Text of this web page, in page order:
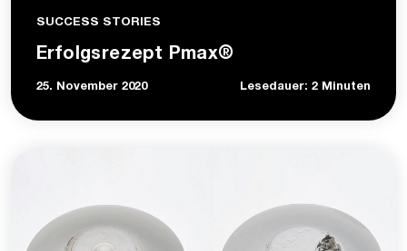
SUCCESS STORIES
Erfolgsrezept Pmax®
25. November 2020 Lesedauer: 2 Minuten